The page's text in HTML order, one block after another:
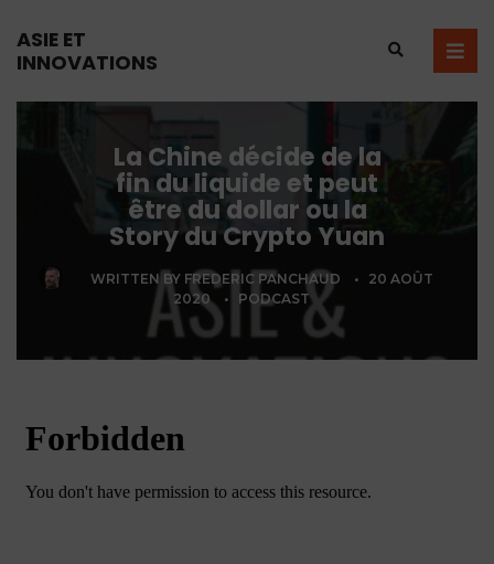
ASIE ET
INNOVATIONS
La Chine décide de la
fin du liquide et peut
être du dollar ou la
Story du Crypto Yuan
WRITTEN BY FREDERIC PANCHAUD •
20 AOÛT
2020
• PODCAST